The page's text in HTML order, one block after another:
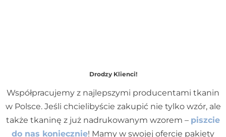
Drodzy Klienci!
Współpracujemy z najlepszymi producentami tkanin
w Polsce. Jeśli chcielibyście zakupić nie tylko wzór, ale
także tkaninę z już nadrukowanym wzorem – piszcie
do nas koniecznie! Mamy w swojej ofercie pakiety